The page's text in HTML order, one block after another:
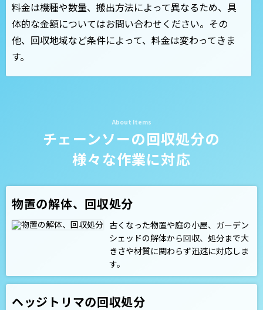
料金は機種や数量、搬出方法によって異なるため、具
体的な金額についてはお問い合わせください。その
他、回収地域など条件によって、料金は変わってきま
す。
チェーンソーの回収処分の
様々な作業に対応
物置の解体、回収処分
古くなった物置や庭の小屋、ガーデン
シェッドの解体から回収、処分まで大
きさや材質に関わらず迅速に対応しま
す。
ヘッジトリマの回収処分